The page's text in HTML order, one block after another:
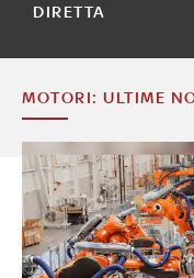
DIRETTA
MOTORI: ULTIME